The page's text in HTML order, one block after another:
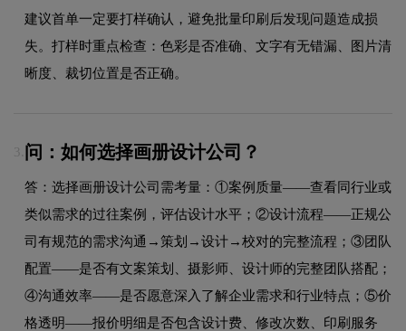
建议首单一定要打样确认，避免批量印刷后发现问题造成损
失。打样时重点检查：色彩是否准确、文字有无错漏、图片清
晰度、裁切位置是否正确。
3. 问：如何选择画册设计公司？
答：选择画册设计公司需考量：①案例质量——查看同行业或
类似需求的过往案例，评估设计水平；②设计流程——正规公
司有规范的需求沟通→策划→设计→校对的完整流程；③团队
配置——是否有文案策划、摄影师、设计师的完整团队搭配；
④沟通效率——是否愿意深入了解企业需求和行业特点；⑤价
格透明——报价明细是否包含设计费、修改次数、印刷服务